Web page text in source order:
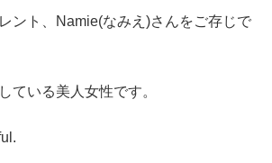
ント、Namie(なみえ)さんをご存じで
ている美人女性です。